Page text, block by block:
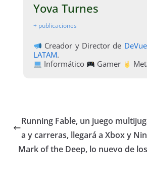
Yova Turnes
+ publicaciones
Creador y Director de
LATAM.
Informático
Gamer
Running Fable, un juego
a y carreras, llegará a Xbox y
Mark of the Deep, lo nuevo de